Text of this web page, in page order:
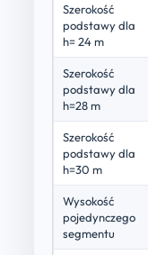
Szerokość
podstawy dla
h= 24 m
Szerokość
podstawy dla
h=28 m
Szerokość
podstawy dla
h=30 m
Wysokość
pojedynczego
segmentu